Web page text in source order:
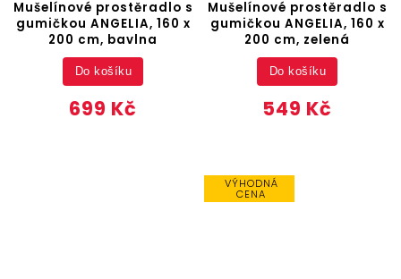
Mušelínové prostěradlo s
gumičkou ANGELIA, 160 x
200 cm, bavlna
699 Kč
Do košíku
Mušelínové prostěradlo s
gumičkou ANGELIA, 160 x
200 cm, zelená
549 Kč
Do košíku
VÝHODNÁ
CENA